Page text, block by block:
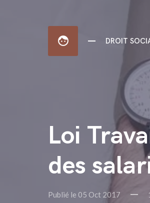
face DROIT
Loi
des
Publié le 05 Oct 2017